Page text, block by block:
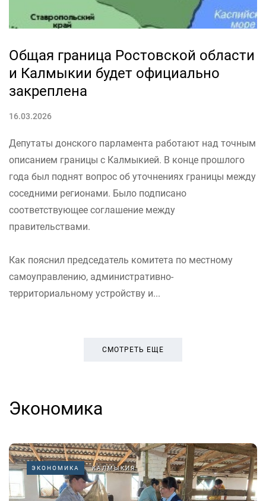
Общая граница Ростовской области
и Калмыкии будет официально
закреплена
16.03.2026
Депутаты донского парламента работают над точным
описанием границы с Калмыкией. В конце прошлого
года был поднят вопрос об уточнениях границы между
соседними регионами. Было подписано
соответствующее соглашение между
правительствами.
Как пояснил председатель комитета по местному
самоуправлению, административно-
территориальному устройству и...
СМОТРЕТЬ ЕЩЕ
Экономика
ЭКОНОМИКА КАЛМЫКИЯ